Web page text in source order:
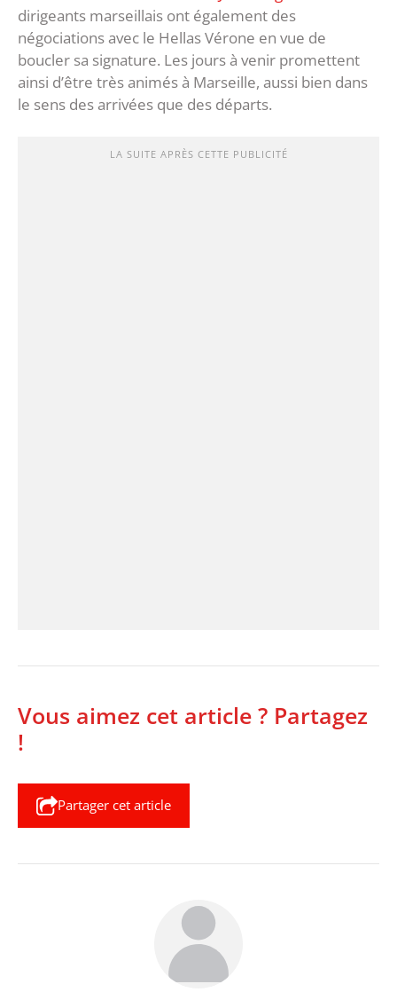
dirigeants marseillais ont également des
négociations avec le Hellas Vérone en vue de
boucler sa signature. Les jours à venir promettent
ainsi d’être très animés à Marseille, aussi bien dans
le sens des arrivées que des départs.
LA SUITE APRÈS CETTE PUBLICITÉ
Vous aimez cet article ? Partagez
!
Partager cet article